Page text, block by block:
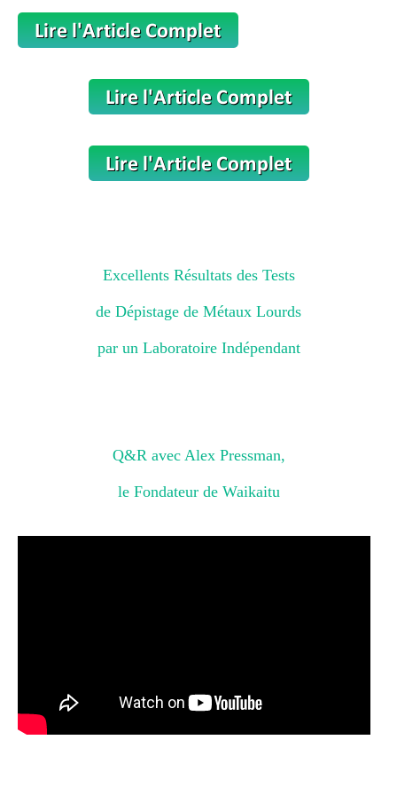
Excellents Résultats des Tests
de Dépistage de Métaux Lourds
par un Laboratoire Indépendant
Q&R avec Alex Pressman,
le Fondateur de Waikaitu